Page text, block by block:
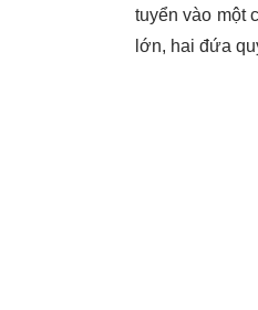
tuyển vào một
lớn, hai đứa